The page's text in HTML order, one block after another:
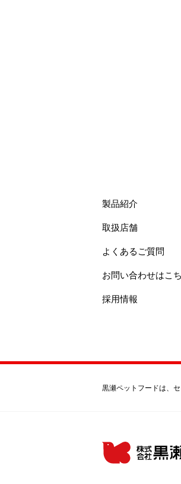
製品紹介
取扱店舗
よくあるご質問
お問い合わせはこ
採用情報
黒瀬ペットフードは、